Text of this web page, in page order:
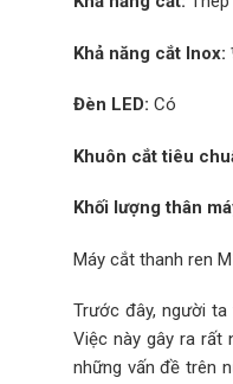
Khả năng cắt Inox:
Đèn LED: Có
Khuôn cắt tiêu
Khối lượng thân
Máy cắt thanh ren
Trước đây, người
Việc này gây ra rất
những vấn đề trên